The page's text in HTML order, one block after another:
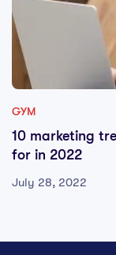
GYM
10 marketing
for in 2022
July 28, 2022